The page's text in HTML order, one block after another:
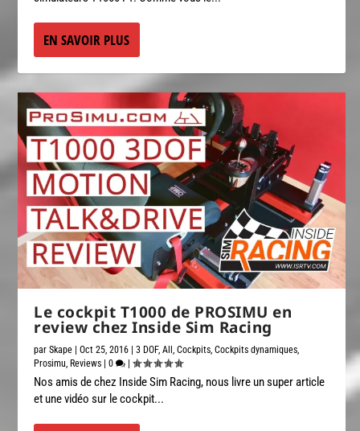
EN SAVOIR PLUS
Le cockpit T1000 de PROSIMU en
review chez Inside Sim Racing
parSkape |Oct 25, 2016 |3 DOF,All,Cockpits,Cockpits dynamiques,
Prosimu, Reviews |0 |
Nos amis de chez Inside Sim Racing, nous livre un super article
et une vidéo sur le cockpit...